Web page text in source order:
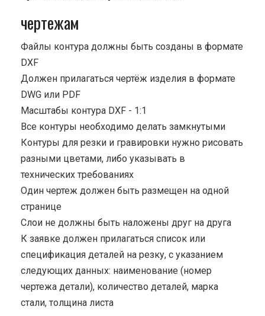
чертежам
Файлы контура должны быть созданы в формате
DXF
Должен прилагаться чертёж изделия в формате
DWG или PDF
Масштабы контура DXF - 1:1
Все контуры необходимо делать замкнутыми
Контуры для резки и гравировки нужно рисовать
разными цветами, либо указывать в
технических требованиях
Один чертеж должен быть размещен на одной
странице
Cлои не должны быть наложены друг на друга
К заявке должен прилагаться список или
спецификация деталей на резку, с указанием
следующих данных: наименование (номер
чертежа детали), количество деталей, марка
стали, толщина листа